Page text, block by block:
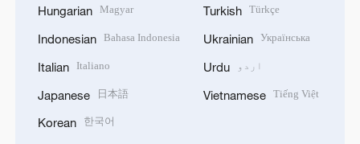
Hungarian Magyar
Indonesian Bahasa Indonesia
Italian Italiano
Japanese 日本語
Korean 한국어
Turkish Türkçe
Ukrainian Українська
Urdu اردو
Vietnamese Tiếng Việt